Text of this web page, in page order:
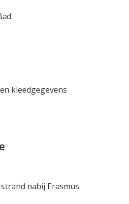
kleedgegevens
nabij Erasmus